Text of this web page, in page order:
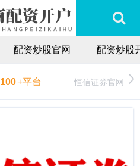
配资炒股官网 配资炒股
100+平台 恒信证券官网